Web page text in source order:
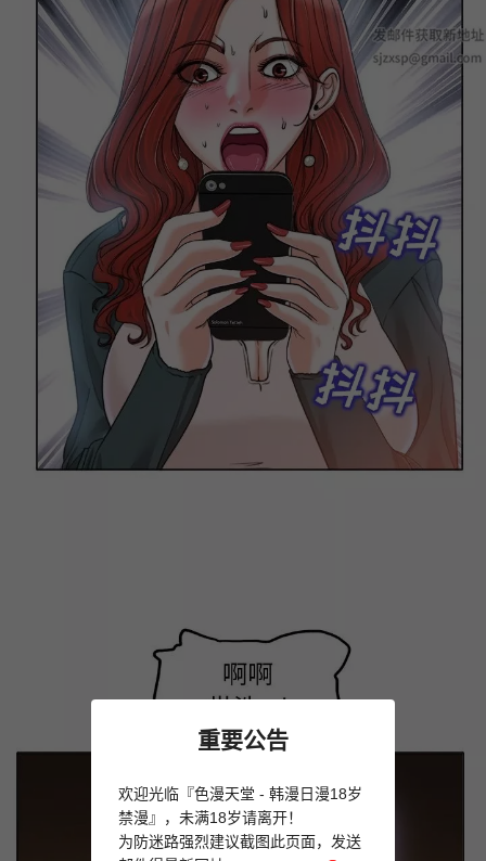
重要公告
欢迎光临『色漫天堂 - 韩漫日漫18岁
禁漫』，未满18岁请离开！
为防迷路强烈建议截图此页面，发送